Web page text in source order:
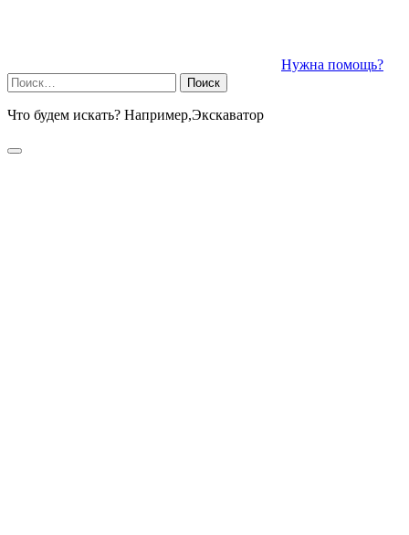
Нужна помощь?
Найти:
Что будем искать? Например,Экскаватор